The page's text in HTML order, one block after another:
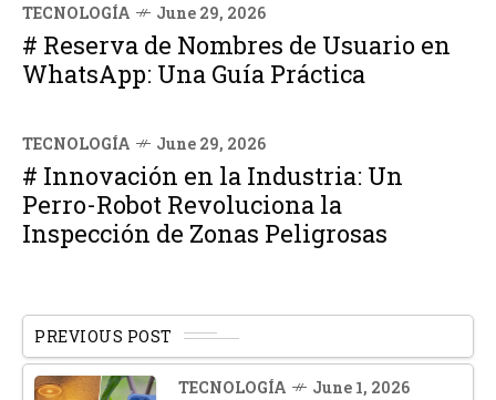
TECNOLOGÍA June 29, 2026
# Reserva de Nombres de Usuario en
WhatsApp: Una Guía Práctica
TECNOLOGÍA June 29, 2026
# Innovación en la Industria: Un
Perro-Robot Revoluciona la
Inspección de Zonas Peligrosas
PREVIOUS POST
TECNOLOGÍA June 1, 2026